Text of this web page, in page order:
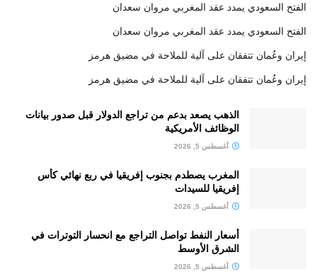
الفتح السعودي يمدد عقد المغربي مروان سعدان
الفتح السعودي يمدد عقد المغربي مروان سعدان
إيران وعُمان تتفقان على آلية للملاحة في مضيق هرمز
إيران وعُمان تتفقان على آلية للملاحة في مضيق هرمز
الذهب يصعد بدعم من تراجع الدولار قبل صدور بيانات
الوظائف الأمريكية
أغسطس 5, 2026
المغرب يصطدم بجنوب إفريقيا في ربع نهائي كأس
إفريقيا للسيدات
أغسطس 5, 2026
أسعار النفط تواصل التراجع مع انحسار التوترات في
الشرق الأوسط
أغسطس 5, 2026